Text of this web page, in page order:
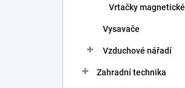
Vrtačky magnetické
Vysavače
Vzduchové nářadí
Zahradní technika